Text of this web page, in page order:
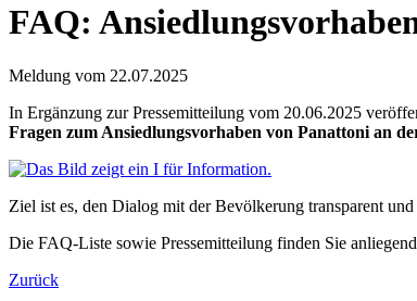
FAQ:
Meldung vom 22.07.2025
In Ergänzung zur Pressemitteilung vom 20.06.2025
Fragen zum Ansiedlungsvorhaben von Panattoni an
Ziel ist es, den Dialog mit der Bevölkerung transparent
Die FAQ-Liste sowie Pressemitteilung finden Sie
Zurück